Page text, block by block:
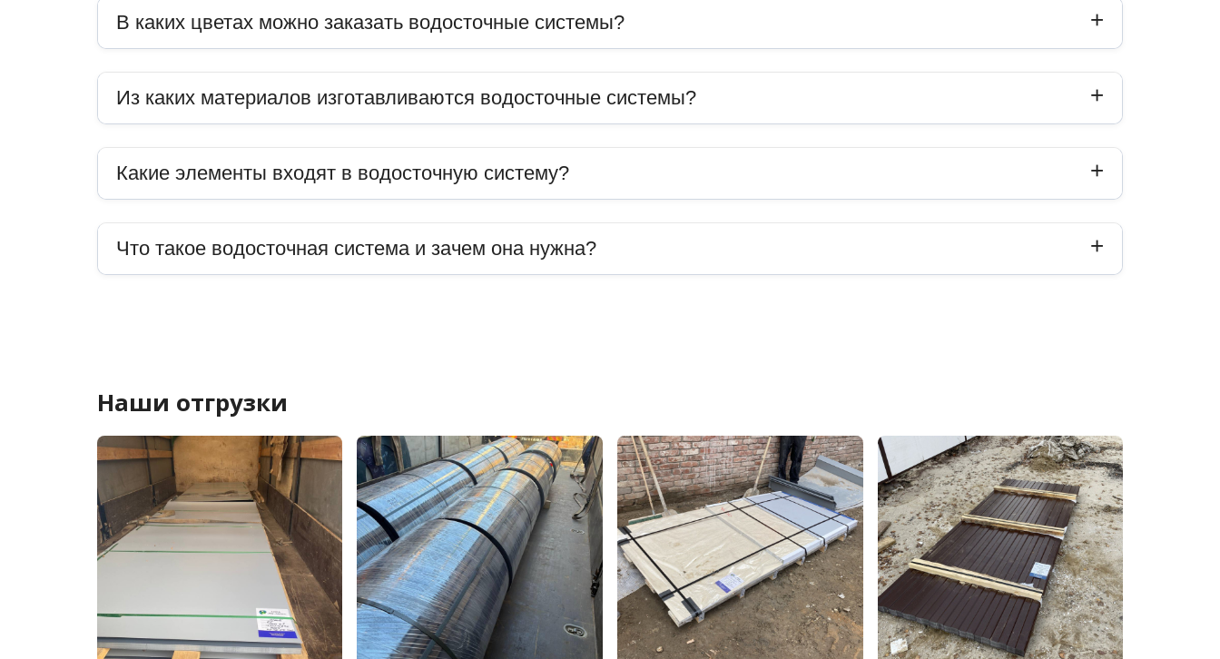
В каких цветах можно заказать водосточные системы?
Из каких материалов изготавливаются водосточные системы?
Какие элементы входят в водосточную систему?
Что такое водосточная система и зачем она нужна?
Наши отгрузки